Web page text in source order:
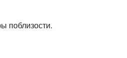
поблизости.